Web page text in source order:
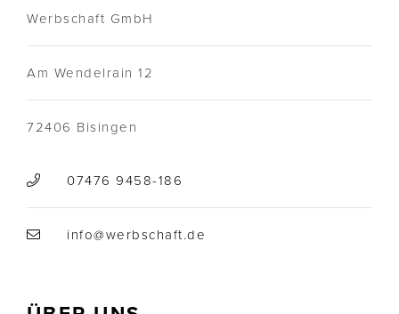
Werbschaft GmbH
Am Wendelrain 12
72406 Bisingen
07476 9458-186
info@werbschaft.de